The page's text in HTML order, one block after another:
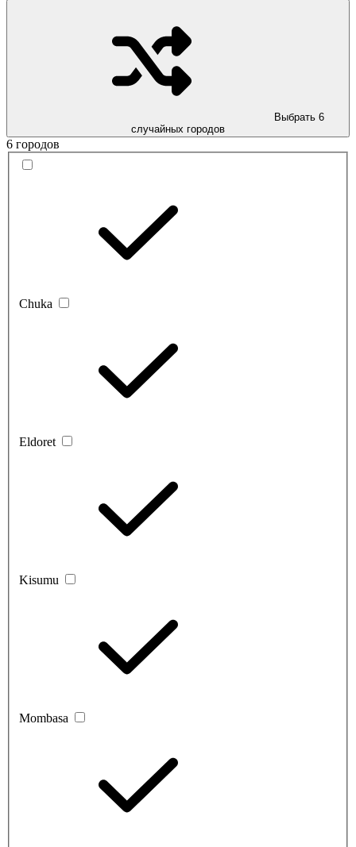
Выбрать 6
случайных городов
6 городов
Chuka
Eldoret
Kisumu
Mombasa